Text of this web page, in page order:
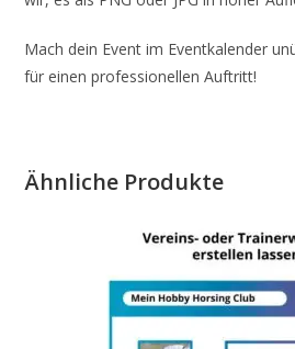
Mach dein Event im Eventkalender
für einen professionellen Auftritt!
Ähnliche Produkte